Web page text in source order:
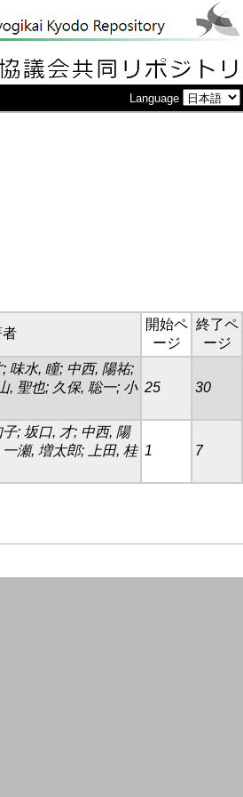
Language
者
開始ペ
ージ
終了ペ
ージ
味水, 瞳; 中西, 陽祐;
, 聖也; 久保, 聡一; 小 25 30
; 坂口, 才; 中西, 陽
瀬, 増太郎; 上田, 桂 1 7